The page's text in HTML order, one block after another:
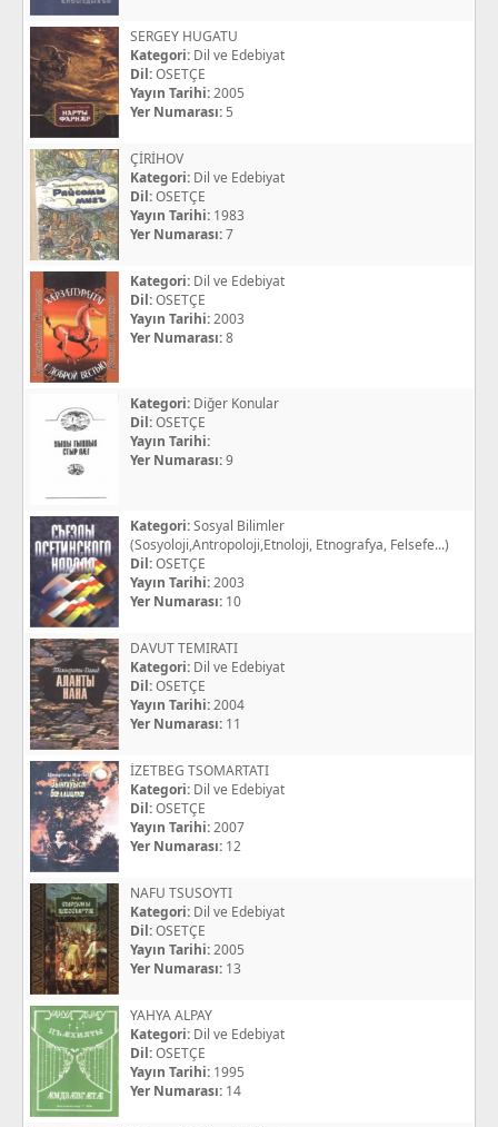
SERGEY HUGATU
Kategori: Dil ve Edebiyat
Dil:OSETÇE
Yayın Tarihi:2005
Yer Numarası: 5
ÇİRİHOV
Kategori: Dil ve Edebiyat
Dil:OSETÇE
Yayın Tarihi: 1983
Yer Numarası:7
Kategori: Dil ve Edebiyat
Dil:OSETÇE
Yayın Tarihi:2003
Yer Numarası:8
Kategori: Diğer Konular
Dil:OSETÇE
Yayın Tarihi:
Yer Numarası:9
Kategori:Sosyal Bilimler
(Sosyoloji,Antropoloji,Etnoloji, Etnografya, Felsefe...)
Dil:OSETÇE
Yayın Tarihi:2003
Yer Numarası: 10
DAVUT TEMIRATI
Kategori: Dil ve Edebiyat
Dil:OSETÇE
Yayın Tarihi:2004
Yer Numarası: 11
İZETBEG TSOMARTATI
Kategori: Dil ve Edebiyat
Dil:OSETÇE
Yayın Tarihi:2007
Yer Numarası: 12
NAFU TSUSOYTI
Kategori: Dil ve Edebiyat
Dil:OSETÇE
Yayın Tarihi:2005
Yer Numarası: 13
YAHYA ALPAY
Kategori: Dil ve Edebiyat
Dil:OSETÇE
Yayın Tarihi: 1995
Yer Numarası: 14